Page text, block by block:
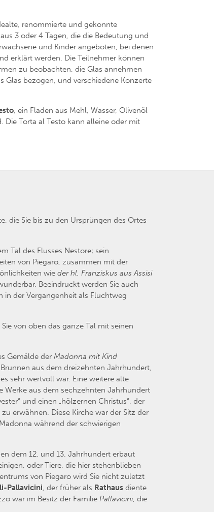
renommierte und gekonnte
3 oder 4 Tagen, die die Bedeutung und
und Kinder angeboten, bei denen
erklärt werden. Die Teilnehmer können
zu beobachten, die Glas annehmen
Glas bezogen, und verschiedene Konzerte
, ein Fladen aus Mehl, Wasser, Olivenöl
Die Torta al Testo kann alleine oder mit
die Sie bis zu den Ursprüngen des Ortes
Tal des Flusses Nestore; sein
von Piegaro, zusammen mit der
wie der hl. Franziskus aus Assisi
Beeindruckt werden Sie auch
in der Vergangenheit als Fluchtweg
von oben das ganze Tal mit seinen
Gemälde der Madonna mit Kind
aus dem dreizehnten Jahrhundert,
sehr wertvoll war. Eine weitere alte
Werke aus dem sechzehnten Jahrhundert
und einen „hölzernen Christus“, der
zu erwähnen. Diese Kirche war der Sitz der
während der schwierigen
dem 12. und 13. Jahrhundert erbaut
oder Tiere, die hier stehenblieben
von Piegaro wird Sie nicht zuletzt
Pallavicini, der früher als Rathaus diente
war im Besitz der Familie Pallavicini, die